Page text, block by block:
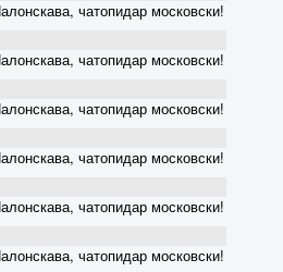
чатопидар московски!
чатопидар московски!
чатопидар московски!
чатопидар московски!
чатопидар московски!
чатопидар московски!